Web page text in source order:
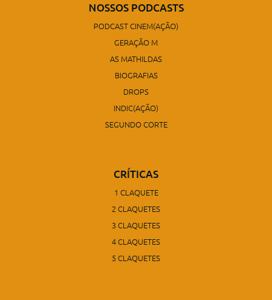
NOSSOS PODCASTS
PODCAST CINEM(AÇÃO)
GERAÇÃO M
AS MATHILDAS
BIOGRAFIAS
DROPS
INDIC(AÇÃO)
SEGUNDO CORTE
CRÍTICAS
1 CLAQUETE
2 CLAQUETES
3 CLAQUETES
4 CLAQUETES
5 CLAQUETES